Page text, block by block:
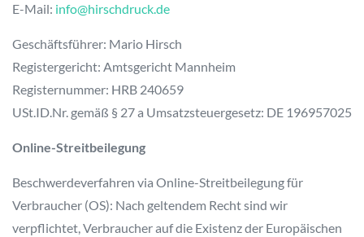
E-Mail: info@hirschdruck.de
Geschäftsführer: Mario Hirsch
Registergericht: Amtsgericht Mannheim
Registernummer: HRB 240659
USt.ID.Nr. gemäß § 27 a Umsatzsteuergesetz: DE 196957025
Online-Streitbeilegung
Beschwerdeverfahren via Online-Streitbeilegung für
Verbraucher (OS): Nach geltendem Recht sind wir
verpflichtet, Verbraucher auf die Existenz der Europäischen